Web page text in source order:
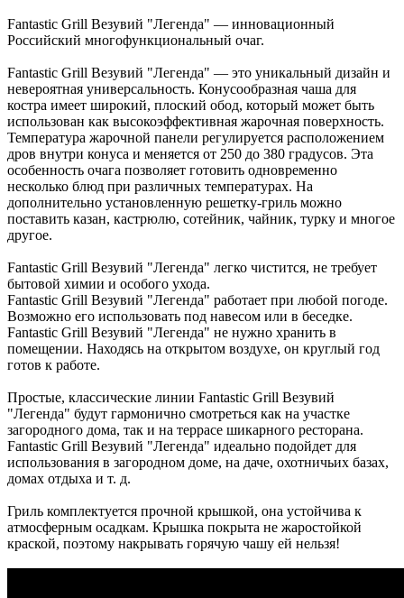
Fantastic Grill Везувий "Легенда" — инновационный
Российский многофункциональный очаг.
Fantastic Grill Везувий "Легенда" — это уникальный дизайн и
невероятная универсальность. Конусообразная чаша для
костра имеет широкий, плоский обод, который может быть
использован как высокоэффективная жарочная поверхность.
Температура жарочной панели регулируется расположением
дров внутри конуса и меняется от 250 до 380 градусов. Эта
особенность очага позволяет готовить одновременно
несколько блюд при различных температурах. На
дополнительно установленную решетку-гриль можно
поставить казан, кастрюлю, сотейник, чайник, турку и многое
другое.
Fantastic Grill Везувий "Легенда" легко чистится, не требует
бытовой химии и особого ухода.
Fantastic Grill Везувий "Легенда" работает при любой погоде.
Возможно его использовать под навесом или в беседке.
Fantastic Grill Везувий "Легенда" не нужно хранить в
помещении. Находясь на открытом воздухе, он круглый год
готов к работе.
Простые, классические линии Fantastic Grill Везувий
"Легенда" будут гармонично смотреться как на участке
загородного дома, так и на террасе шикарного ресторана.
Fantastic Grill Везувий "Легенда" идеально подойдет для
использования в загородном доме, на даче, охотничьих базах,
домах отдыха и т. д.
Гриль комплектуется прочной крышкой, она устойчива к
атмосферным осадкам. Крышка покрыта не жаростойкой
краской, поэтому накрывать горячую чашу ей нельзя!